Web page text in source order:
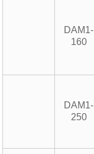
DAM1-
160
DAM1-
250